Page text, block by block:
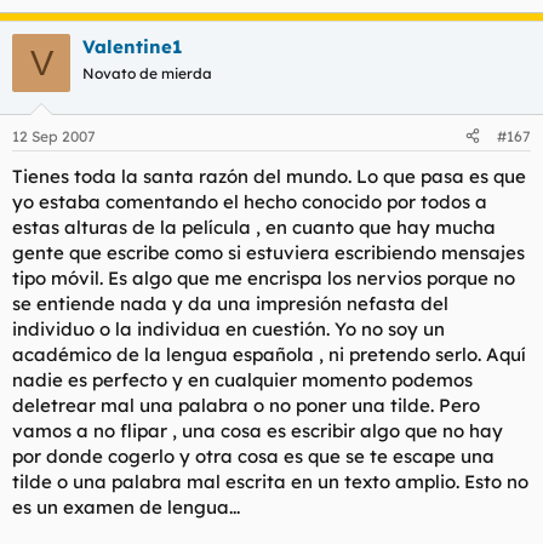
V Valentine1
Novato de mierda
12 Sep 2007 #167
Tienes toda la santa razón del mundo. Lo que pasa es que
yo estaba comentando el hecho conocido por todos a
estas alturas de la película , en cuanto que hay mucha
gente que escribe como si estuviera escribiendo mensajes
tipo móvil. Es algo que me encrispa los nervios porque no
se entiende nada y da una impresión nefasta del
individuo o la individua en cuestión. Yo no soy un
académico de la lengua española , ni pretendo serlo. Aquí
nadie es perfecto y en cualquier momento podemos
deletrear mal una palabra o no poner una tilde. Pero
vamos a no flipar , una cosa es escribir algo que no hay
por donde cogerlo y otra cosa es que se te escape una
tilde o una palabra mal escrita en un texto amplio. Esto no
es un examen de lengua...